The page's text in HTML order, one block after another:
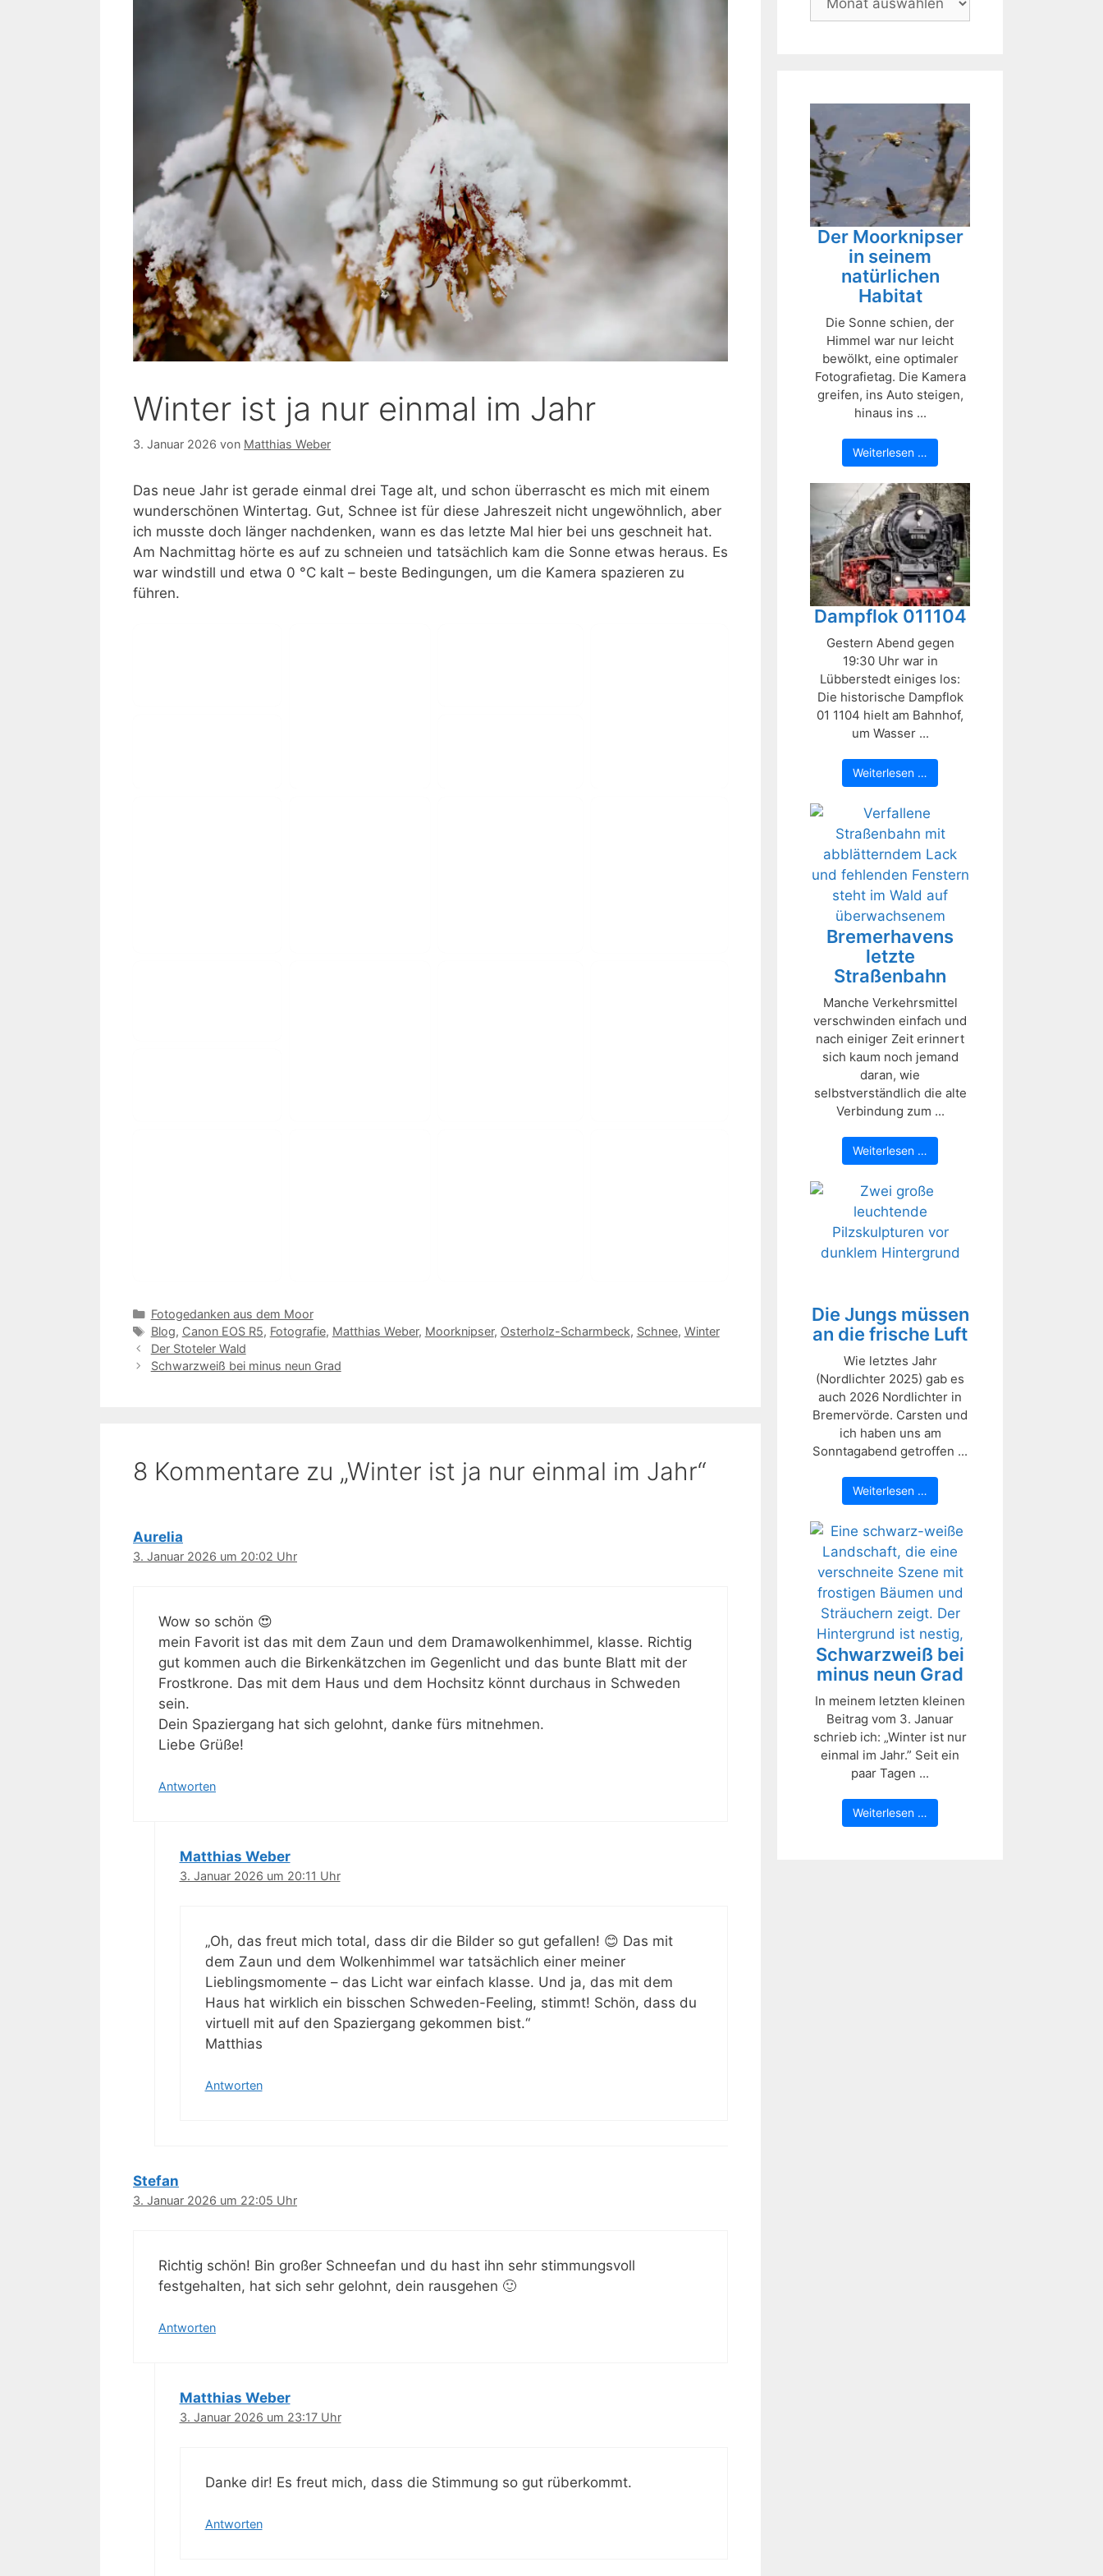
Winter ist ja nur einmal im Jahr
3. Januar 2026 von Matthias Weber
Das neue Jahr ist gerade einmal drei Tage alt, und schon überrascht es mich mit einem
wunderschönen Wintertag. Gut, Schnee ist für diese Jahreszeit nicht ungewöhnlich, aber
ich musste doch länger nachdenken, wann es das letzte Mal hier bei uns geschneit hat.
Am Nachmittag hörte es auf zu schneien und tatsächlich kam die Sonne etwas heraus. Es
war windstill und etwa 0 °C kalt – beste Bedingungen, um die Kamera spazieren zu
führen.
Kategorien
Fotogedanken aus dem Moor
Schlagwörter
Blog, Canon EOS R5, Fotografie, Matthias Weber, Moorknipser, Osterholz-Scharmbeck, Schnee, Winter
Der Stoteler Wald
Schwarzweiß bei minus neun Grad
8 Kommentare zu „Winter ist ja nur einmal im Jahr“
Aurelia
3. Januar 2026 um 20:02 Uhr
Wow so schön 😍
mein Favorit ist das mit dem Zaun und dem Dramawolkenhimmel, klasse. Richtig
gut kommen auch die Birkenkätzchen im Gegenlicht und das bunte Blatt mit der
Frostkrone. Das mit dem Haus und dem Hochsitz könnt durchaus in Schweden
sein.
Dein Spaziergang hat sich gelohnt, danke fürs mitnehmen.
Liebe Grüße!
Antworten
Matthias Weber
3. Januar 2026 um 20:11 Uhr
„Oh, das freut mich total, dass dir die Bilder so gut gefallen! 😊 Das mit
dem Zaun und dem Wolkenhimmel war tatsächlich einer meiner
Lieblingsmomente – das Licht war einfach klasse. Und ja, das mit dem
Haus hat wirklich ein bisschen Schweden-Feeling, stimmt! Schön, dass du
virtuell mit auf den Spaziergang gekommen bist.“
Matthias
Antworten
Stefan
3. Januar 2026 um 22:05 Uhr
Richtig schön! Bin großer Schneefan und du hast ihn sehr stimmungsvoll
festgehalten, hat sich sehr gelohnt, dein rausgehen 🙂
Antworten
Matthias Weber
3. Januar 2026 um 23:17 Uhr
Danke dir! Es freut mich, dass die Stimmung so gut rüberkommt.
Antworten
Der Moorknipser
in seinem
natürlichen
Habitat
Die Sonne schien, der
Himmel war nur leicht
bewölkt, eine optimaler
Fotografietag. Die Kamera
greifen, ins Auto steigen,
hinaus ins ...
Weiterlesen …
Dampflok 011104
Gestern Abend gegen
19:30 Uhr war in
Lübberstedt einiges los:
Die historische Dampflok
01 1104 hielt am Bahnhof,
um Wasser ...
Weiterlesen …
Bremerhavens
letzte
Straßenbahn
Manche Verkehrsmittel
verschwinden einfach und
nach einiger Zeit erinnert
sich kaum noch jemand
daran, wie
selbstverständlich die alte
Verbindung zum ...
Weiterlesen …
Die Jungs müssen
an die frische Luft
Wie letztes Jahr
(Nordlichter 2025) gab es
auch 2026 Nordlichter in
Bremervörde. Carsten und
ich haben uns am
Sonntagabend getroffen ...
Weiterlesen …
Schwarzweiß bei
minus neun Grad
In meinem letzten kleinen
Beitrag vom 3. Januar
schrieb ich: „Winter ist nur
einmal im Jahr.” Seit ein
paar Tagen ...
Weiterlesen …